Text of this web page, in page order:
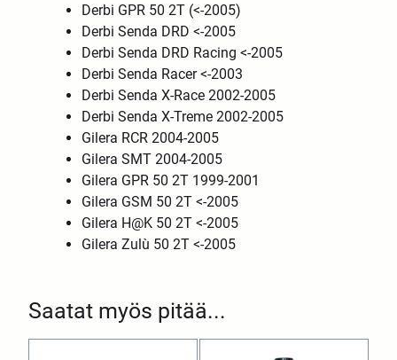
Saatat myös pitää...
Derbi GPR 50 2T (<-2005)
Derbi Senda DRD <-2005
Derbi Senda DRD Racing <-2005
Derbi Senda Racer <-2003
Derbi Senda X-Race 2002-2005
Derbi Senda X-Treme 2002-2005
Gilera RCR 2004-2005
Gilera SMT 2004-2005
Gilera GPR 50 2T 1999-2001
Gilera GSM 50 2T <-2005
Gilera H@K 50 2T <-2005
Gilera Zulù 50 2T <-2005